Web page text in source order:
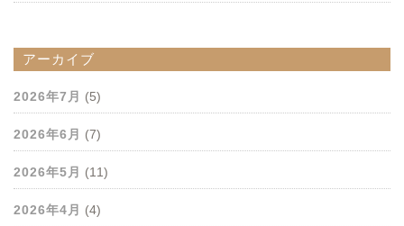
アーカイブ
2026年7月 (5)
2026年6月 (7)
2026年5月 (11)
2026年4月 (4)